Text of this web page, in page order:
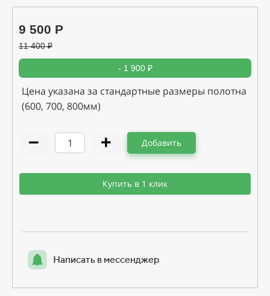
9 500 Р
11 400₽
- 1 900 ₽
Цена указана за стандартные размеры полотна
(600, 700, 800мм)
Добавить
Купить в 1 клик
Написать в мессенджер